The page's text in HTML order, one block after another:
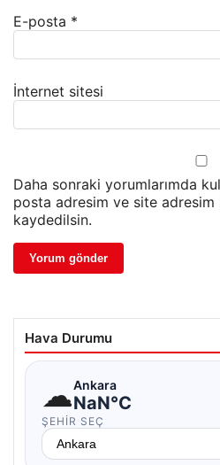
E-posta *
İnternet sitesi
Daha sonraki yorumlarımda
posta adresim ve site adresim
kaydedilsin.
Hava Durumu
☁Ankara
NaN°C
ŞEHIR SEÇ